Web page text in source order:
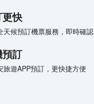
快
天候預訂機票服務，即時確認
訂
旅遊APP預訂，更快捷方便